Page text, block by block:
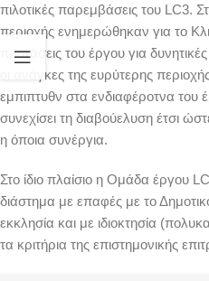
πιλοτικές παρεμβάσεις του LC3.
περιοχής ενημερώθηκαν για το
προτάσεις του έργου για
οι ανάγκες της ευρύτερης
εμπιπτυθν στα ενδιαφέροτνα
συνεχίσει τη διαβούελυση έτσι
η όποια συνέργια.
Στο ίδιο πλαίσιο η Ομάδα έργου
διάστημα με επαφές με το
εκκλησία και με ιδιοκτησία
τα κριτήρια της επιστημονικής